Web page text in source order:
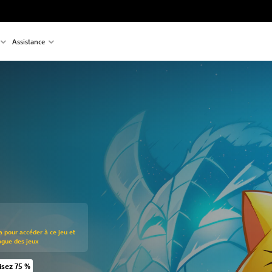
Assistance
au prix d'origine de €12,99
pour accéder à ce jeu et
des jeux
75 %